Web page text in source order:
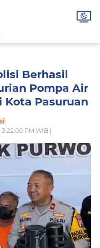
Berhasil
Pompa Air
Kota Pasuruan
PM WIB |